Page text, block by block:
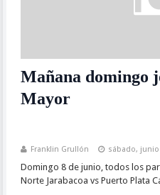
Mañana domingo
Mayor
Franklin Grullón sábado, junio
Domingo 8 de junio, todos los
Norte Jarabacoa vs Puerto Plata